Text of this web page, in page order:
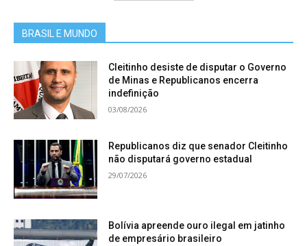
BRASIL E MUNDO
Cleitinho desiste de disputar o Governo
de Minas e Republicanos encerra
indefinição
03/08/2026
Republicanos diz que senador Cleitinho
não disputará governo estadual
29/07/2026
Bolívia apreende ouro ilegal em jatinho
de empresário brasileiro